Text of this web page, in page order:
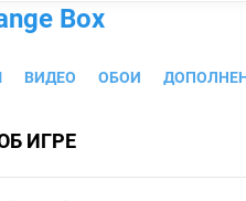
Box
ВИДЕО ОБОИ
ИГРЕ